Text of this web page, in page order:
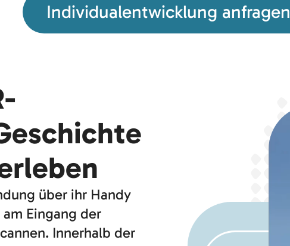
Individualentwicklung anfragen
über ihr Handy
Eingang der
Innerhalb der